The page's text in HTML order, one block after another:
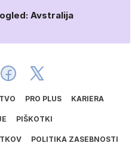
Avstralija
PRO PLUS KARIERA
PIŠKOTKI
POLITIKA ZASEBNOSTI